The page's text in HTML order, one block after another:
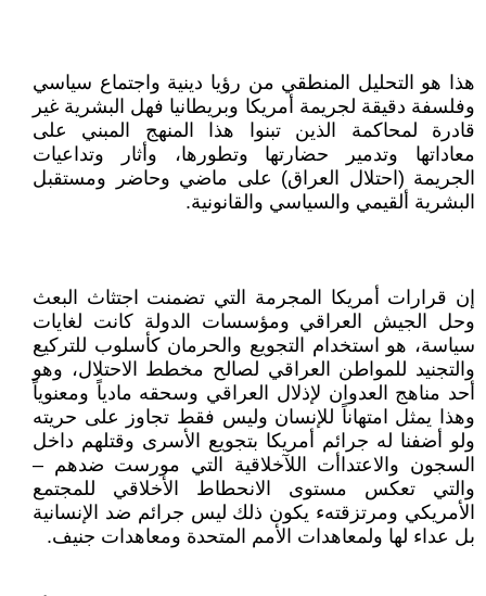
هذا هو التحليل المنطقي من رؤيا دينية واجتماع سياسي
وفلسفة دقيقة لجريمة أمريكا وبريطانيا فهل البشرية غير
قادرة لمحاكمة الذين تبنوا هذا المنهج المبني على
معاداتها وتدمير حضارتها وتطورها، وأثار وتداعيات
الجريمة (احتلال العراق) على ماضي وحاضر ومستقبل
البشرية ألقيمي والسياسي والقانونية.
إن قرارات أمريكا المجرمة التي تضمنت اجتثاث البعث
وحل الجيش العراقي ومؤسسات الدولة كانت لغايات
سياسة، هو استخدام التجويع والحرمان كأسلوب للتركيع
والتجنيد للمواطن العراقي لصالح مخطط الاحتلال، وهو
أحد مناهج العدوان لإذلال العراقي وسحقه مادياً ومعنوياً
وهذا يمثل امتهاناً للإنسان وليس فقط تجاوز على حريته
ولو أضفنا له جرائم أمريكا بتجويع الأسرى وقتلهم داخل
السجون والاعتداأت اللآخلاقية التي مورست ضدهم –
والتي تعكس مستوى الانحطاط الأخلاقي للمجتمع
الأمريكي ومرتزقتهء يكون ذلك ليس جرائم ضد الإنسانية
بل عداء لها ولمعاهدات الأمم المتحدة ومعاهدات جنيف.